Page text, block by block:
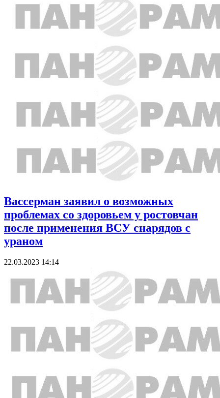
Вассерман заявил о возможных
проблемах со здоровьем у ростовчан
после применения ВСУ снарядов с
ураном
22.03.2023 14:14